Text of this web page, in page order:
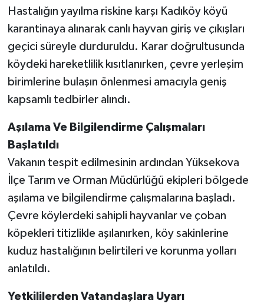
Hastalığın yayılma riskine karşı Kadıköy köyü
karantinaya alınarak canlı hayvan giriş ve çıkışları
geçici süreyle durduruldu. Karar doğrultusunda
köydeki hareketlilik kısıtlanırken, çevre yerleşim
birimlerine bulaşın önlenmesi amacıyla geniş
kapsamlı tedbirler alındı.
Aşılama Ve Bilgilendirme Çalışmaları
Başlatıldı
Vakanın tespit edilmesinin ardından Yüksekova
İlçe Tarım ve Orman Müdürlüğü ekipleri bölgede
aşılama ve bilgilendirme çalışmalarına başladı.
Çevre köylerdeki sahipli hayvanlar ve çoban
köpekleri titizlikle aşılanırken, köy sakinlerine
kuduz hastalığının belirtileri ve korunma yolları
anlatıldı.
Yetkililerden Vatandaşlara Uyarı